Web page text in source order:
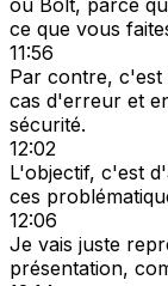
ce que vous
11:56
Par contre, c'est
cas d'erreur et
sécurité.
12:02
L'objectif, c'est
ces
12:06
Je vais juste
présentation,